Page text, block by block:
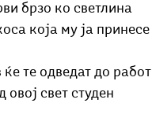
брзо ко светлина
која му ја принесе
те одведат до работ
овој свет студен